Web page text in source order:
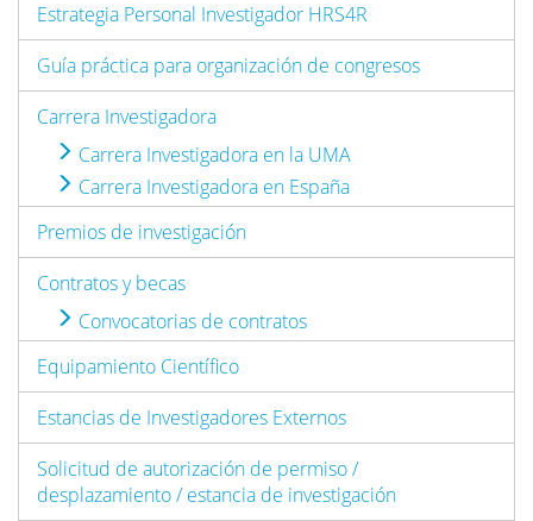
Estrategia Personal Investigador HRS4R
Guía práctica para organización de congresos
Carrera Investigadora
Carrera Investigadora en la UMA
Carrera Investigadora en España
Premios de investigación
Contratos y becas
Convocatorias de contratos
Equipamiento Científico
Estancias de Investigadores Externos
Solicitud de autorización de permiso /
desplazamiento / estancia de investigación